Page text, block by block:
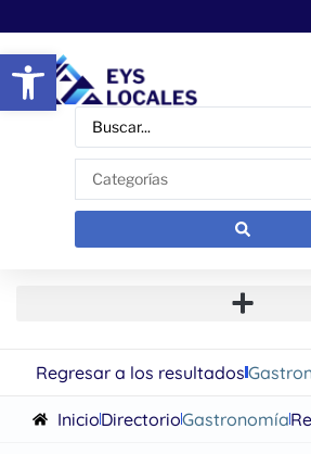
Abrir barra de herramientas
Regresar a los resultados
InicioDirectorioGastronomía